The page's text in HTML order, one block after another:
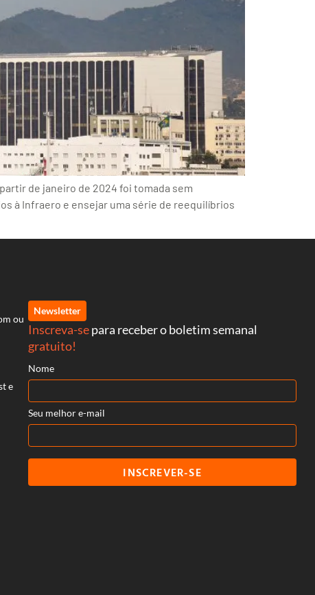
de janeiro de 2024 foi tomada sem
à Infraero e ensejar uma série de reequilíbrios
ou
e
Newsletter
Inscreva-separa receber o boletim semanal
gratuito!
Nome
Seu melhor e-mail
INSCREVER-SE